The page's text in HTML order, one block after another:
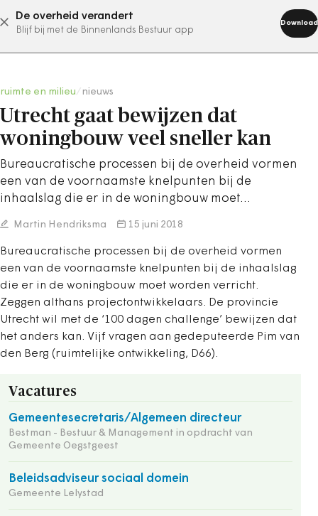
De overheid verandert
Blijf bij met de Binnenlands Bestuur app
Download
abonneer nu
ruimte en milieu nieuws
Utrecht gaat bewijzen dat
woningbouw veel sneller kan
Bureaucratische processen bij de overheid vormen
een van de voornaamste knelpunten bij de
inhaalslag die er in de woningbouw moet…
Martin Hendriksma 15 juni 2018
Bureaucratische processen bij de overheid vormen
een van de voornaamste knelpunten bij de inhaalslag
die er in de woningbouw moet worden verricht.
Zeggen althans projectontwikkelaars. De provincie
Utrecht wil met de ‘100 dagen challenge’ bewijzen dat
het anders kan. Vijf vragen aan gedeputeerde Pim van
den Berg (ruimtelijke ontwikkeling, D66).
Vacatures
Gemeentesecretaris/Algemeen directeur
Bestman - Bestuur & Management in opdracht van
Gemeente Oegstgeest
Beleidsadviseur sociaal domein
Gemeente Lelystad